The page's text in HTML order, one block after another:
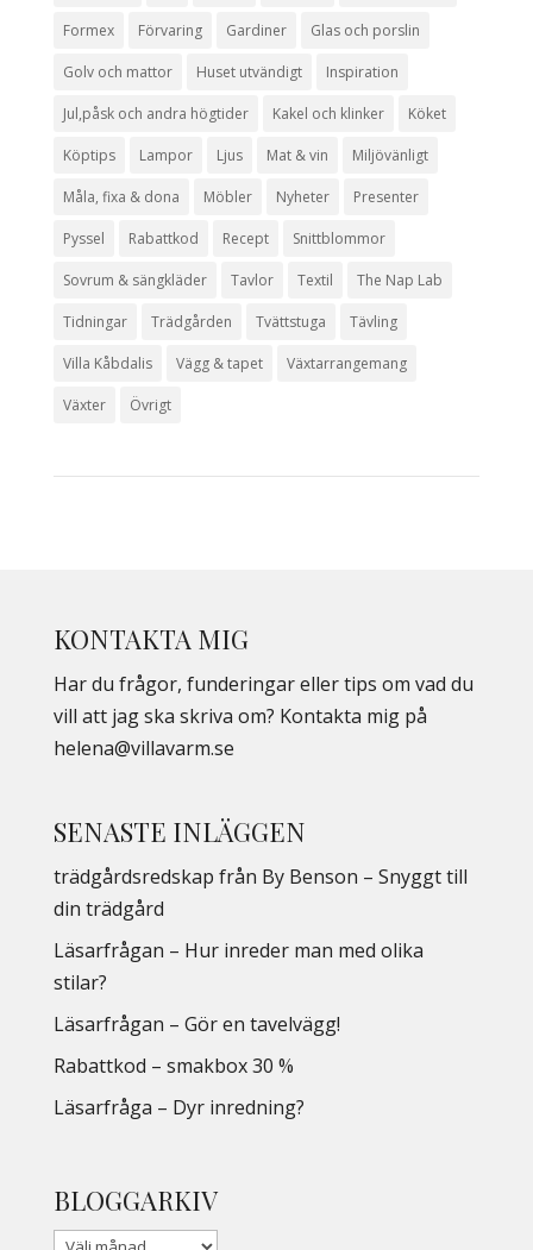
Formex Förvaring Gardiner Glas och porslin
Golv och mattor Huset utvändigt Inspiration
Jul,påsk och andra högtider Kakel och klinker Köket
Köptips Lampor Ljus Mat & vin Miljövänligt
Måla, fixa & dona Möbler Nyheter Presenter
Pyssel Rabattkod Recept Snittblommor
Sovrum & sängkläder Tavlor Textil The Nap Lab
Tidningar Trädgården Tvättstuga Tävling
Villa Kåbdalis Vägg & tapet Växtarrangemang
Växter Övrigt
KONTAKTA MIG
Har du frågor, funderingar eller tips om vad du
vill att jag ska skriva om? Kontakta mig på
helena@villavarm.se
SENASTE INLÄGGEN
trädgårdsredskap från By Benson – Snyggt till
din trädgård
Läsarfrågan – Hur inreder man med olika
stilar?
Läsarfrågan – Gör en tavelvägg!
Rabattkod – smakbox 30 %
Läsarfråga – Dyr inredning?
BLOGGARKIV